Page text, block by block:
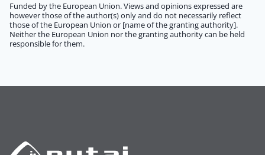
Funded by the European Union. Views and opinions expressed are
however those of the author(s) only and do not necessarily reflect
those of the European Union or [name of the granting authority].
Neither the European Union nor the granting authority can be held
responsible for them.